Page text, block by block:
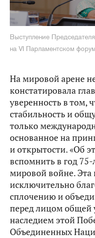
Выступление
на VI Парламентском
На мировой арене
констатировала
уверенность в том,
стабильность и
только
основанное на
и открытости. «Об
вспомнить в год
мировой войне. Эта
исключительно
сплочению и
перед лицом
наследием этой
Объединенных